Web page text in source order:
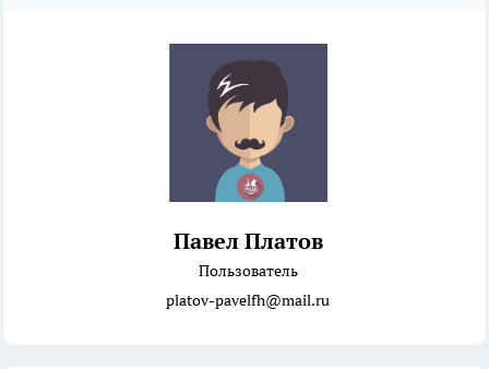
Павел Платов
Пользователь
platov-pavelfh@mail.ru